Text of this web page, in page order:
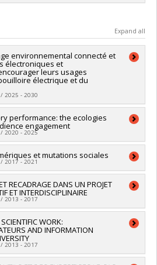
Papyrus
Expand all
environnemental connecté et
électroniques et
leurs usages
électrique et du
/ 2025 - 2030
Déméné
performance: the ecologies
engagement
/ 2020 - 2025
Heaton
Doonan
de recherches en sciences
Subvention Savoir
et mutations sociales
2017 - 2021
Millerand
(SE) Programme Soutien aux
de développement :
RECADRAGE DANS UN PROJET
ET INTERDISCIPLINAIRE
/ 2013 - 2017
De Paoli
,Manon Guité,Mithra Zahedi
de recherches en sciences
WORK:
AND INFORMATION
/ 2013 - 2017